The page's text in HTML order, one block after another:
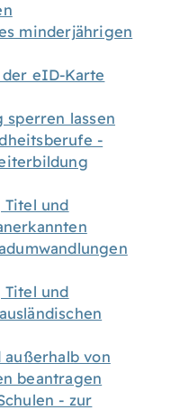
minderjährigen
eID-Karte
sperren lassen
-
Titel und
Titel und
von
beantragen
- zur